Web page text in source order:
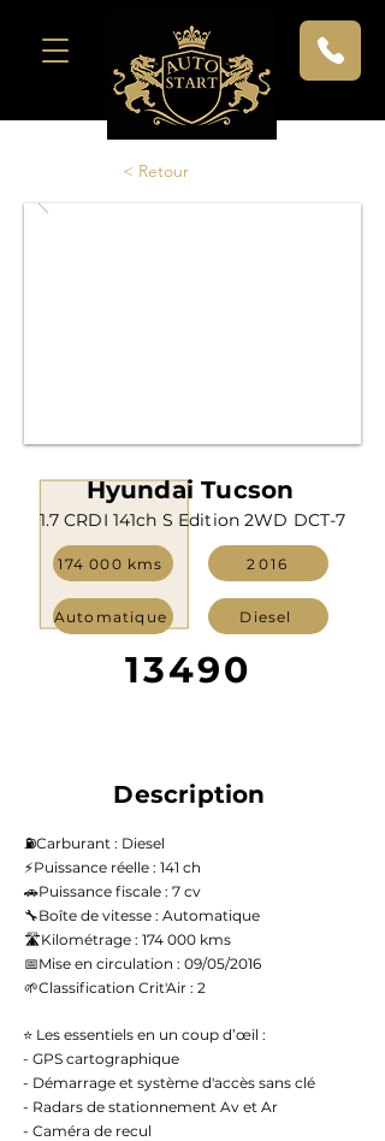
< Retour
1.7 CRDI 141ch S Edition 2WD DCT-7
13490
Hyundai Tucson
2016
174 000 kms
Diesel
Automatique
Description
⛽️Carburant : Diesel
⚡️Puissance réelle : 141 ch
🚗Puissance fiscale : 7 cv
🔧Boîte de vitesse : Automatique
🛣️Kilométrage : 174 000 kms
📅Mise en circulation : 09/05/2016
🌱Classification Crit'Air : 2
⭐ Les essentiels en un coup d’œil :
- GPS cartographique
- Démarrage et système d'accès sans clé
- Radars de stationnement Av et Ar
- Caméra de recul